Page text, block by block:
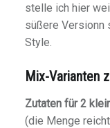
stelle ich hier
süßere Versionn
Style.
Mix-Varianten
Zutaten für 2
(die Menge